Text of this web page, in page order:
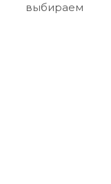
выбираем